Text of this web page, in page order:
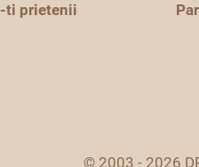
ti prietenii
© 2003 - 2026